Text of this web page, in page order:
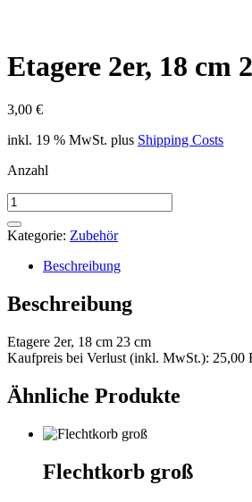
Etagere 2er, 18 cm
3,00 €
inkl. 19 % MwSt. plus Shipping Costs
Anzahl
Etagere
2er,
18
Menge
Kategorie: Zubehör
Beschreibung
Beschreibung
Etagere 2er, 18 cm 23 cm
Kaufpreis bei Verlust (inkl. MwSt.): 25,00
Ähnliche Produkte
Flechtkorb groß